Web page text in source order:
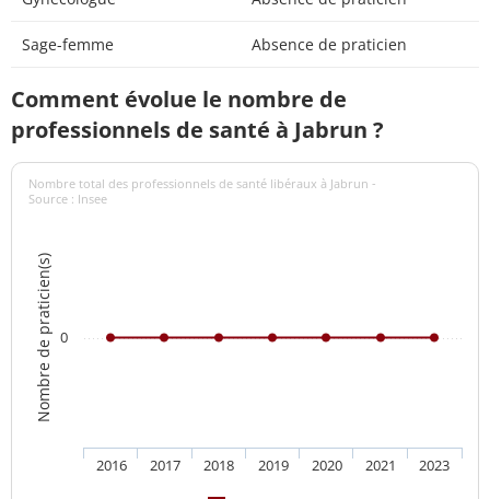
Sage-femme Absence de praticien
Comment évolue le nombre de
professionnels de santé à Jabrun ?
Nombre de praticien(s)
Nombre total des professionnels de santé libéraux à Jabrun -
Source : Insee
2016 2017 2018 2019 2020 2021 2023
0